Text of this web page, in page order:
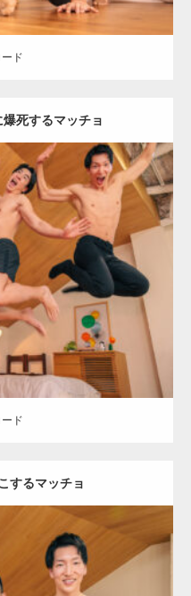
ド
死するマッチョ
ョ オレンジの人
外資系筋肉
ョ)
SOSUKE
ド
するマッチョ
ッチョフリー素材メンバーが